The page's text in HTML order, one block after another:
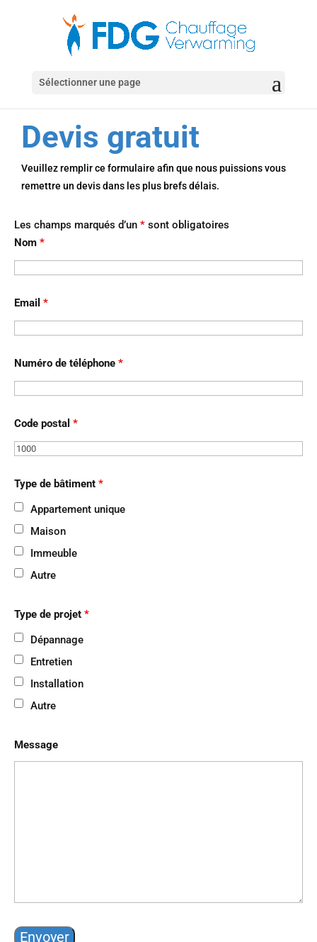
Sélectionner une page
Devis gratuit
Veuillez remplir ce formulaire afin que nous puissions vous
remettre un devis dans les plus brefs délais.
Les champs marqués d’un * sont obligatoires
Nom *
Email *
Numéro de téléphone *
Code postal *
Type de bâtiment *
Appartement unique
Maison
Immeuble
Autre
Type de projet *
Dépannage
Entretien
Installation
Autre
Message